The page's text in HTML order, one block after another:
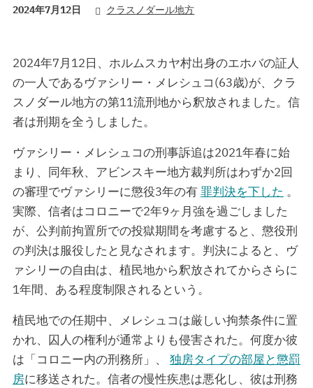
2024年7月12日 クラスノダール地方
2024年7月12日、ホルムスカヤ村出身のエホバの証人
の一人であるヴァシリー・メレシュコ(63歳)が、クラ
スノダール地方の第11流刑地から釈放されました。信
者は刑期を全うしました。
ヴァシリー・メレシュコの刑事訴追は2021年春に始
まり、同年秋、アビンスキー地方裁判所はわずか2回
の審理でヴァシリーに懲役3年の有罪判決を下した 。
実際、信者はコロニーで2年9ヶ月強を過ごしました
が、公判前拘置所での投獄期間を考慮すると、懲役刑
の判決は服役したと見なされます。判決によると、ヴ
ァシリーの自由は、植民地から釈放されてからさらに
1年間、ある程度制限されるという。
植民地での任期中、メレシュコは厳しい拘禁条件に置
かれ、囚人の権利が通常よりも侵害された。何度か彼
は「コロニー内の刑務所」、 独房タイプの部屋と懲罰
房に移送された。信者の慢性疾患は悪化し、彼は刑務